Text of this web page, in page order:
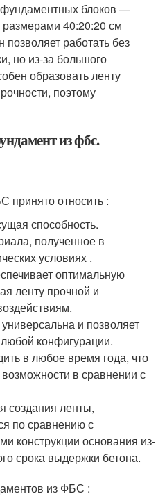
блоков —
40:20:20 см
работать без
но из-за большого
образовать ленту
поэтому
принято относить :
способность.
полученное в
условиях .
оптимальную
ленту прочной и
и позволяет
конфигурации.
в любое время года, что
в сравнении с
создания ленты,
по сравнению с
конструкции основания из-
срока выдержки бетона.
из ФБС :